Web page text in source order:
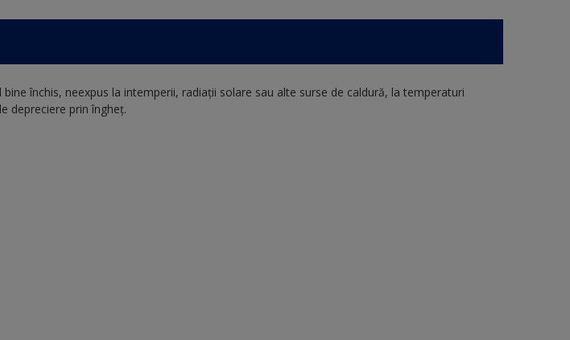
închis, neexpus la intemperii, radiaţii solare sau alte surse de caldură, la temperaturi
depreciere prin îngheţ.